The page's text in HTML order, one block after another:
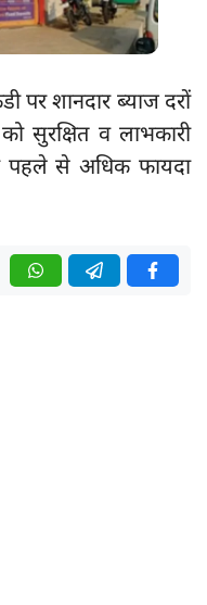
पर शानदार ब्याज दरों
सुरक्षित व लाभकारी
पहले से अधिक फायदा